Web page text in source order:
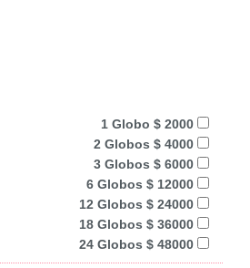
1 Globo $ 2000
2 Globos $ 4000
3 Globos $ 6000
6 Globos $ 12000
12 Globos $ 24000
18 Globos $ 36000
24 Globos $ 48000